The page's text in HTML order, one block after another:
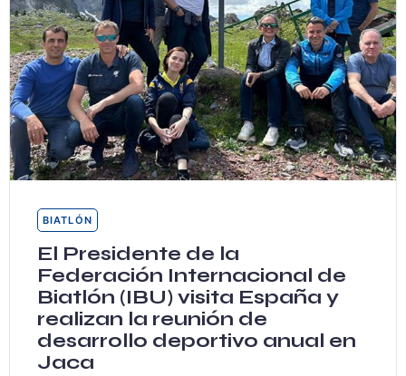
BIATLÓN
El Presidente de la
Federación Internacional de
Biatlón (IBU) visita España y
realizan la reunión de
desarrollo deportivo anual en
Jaca